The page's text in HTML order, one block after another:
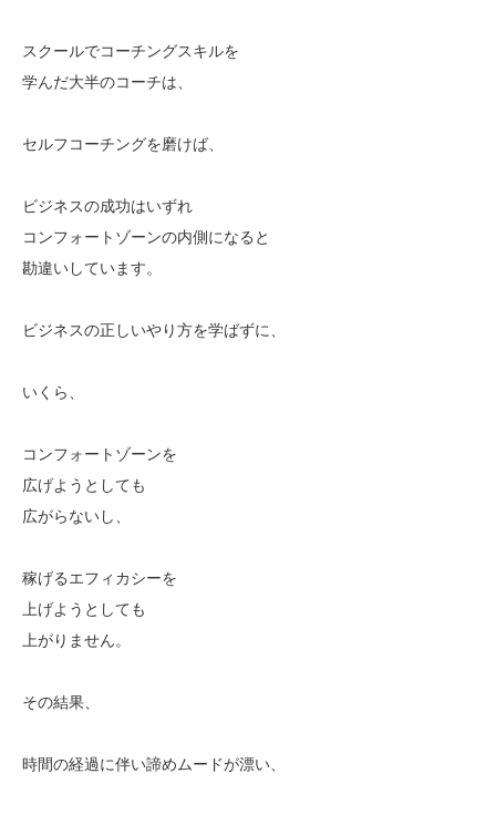
スクールでコーチングスキルを
学んだ大半のコーチは、
セルフコーチングを磨けば、
ビジネスの成功はいずれ
コンフォートゾーンの内側になると
勘違いしています。
ビジネスの正しいやり方を学ばずに、
いくら、
コンフォートゾーンを
広げようとしても
広がらないし、
稼げるエフィカシーを
上げようとしても
上がりません。
その結果、
時間の経過に伴い諦めムードが漂い、